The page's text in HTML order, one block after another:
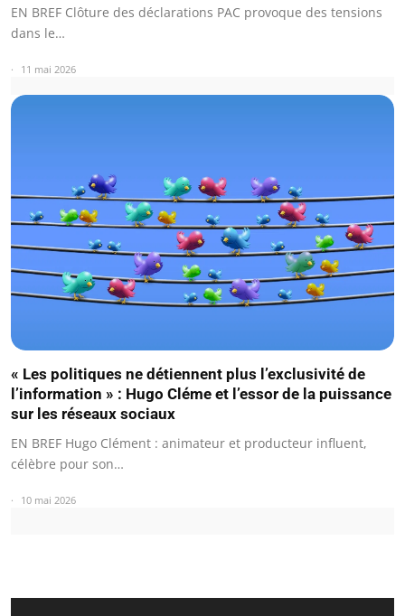
EN BREF Clôture des déclarations PAC provoque des tensions
dans le…
11 mai 2026
« Les politiques ne détiennent plus l’exclusivité de
l’information » : Hugo Cléme et l’essor de la puissance
sur les réseaux sociaux
EN BREF Hugo Clément : animateur et producteur influent,
célèbre pour son…
10 mai 2026